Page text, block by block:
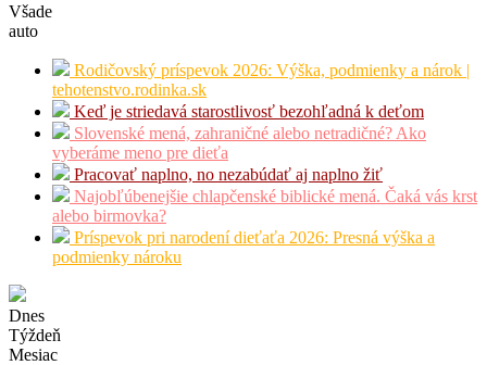
Všade
auto
Rodičovský príspevok 2026: Výška, podmienky a nárok |
tehotenstvo.rodinka.sk
Keď je striedavá starostlivosť bezohľadná k deťom
Slovenské mená, zahraničné alebo netradičné? Ako
vyberáme meno pre dieťa
Pracovať naplno, no nezabúdať aj naplno žiť
Najobľúbenejšie chlapčenské biblické mená. Čaká vás krst
alebo birmovka?
Príspevok pri narodení dieťaťa 2026: Presná výška a
podmienky nároku
Dnes
Týždeň
Mesiac